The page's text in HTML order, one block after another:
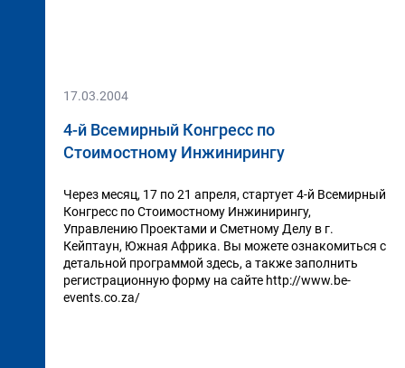
17.03.2004
4-й Всемирный Конгресс по
Стоимостному Инжинирингу
Через месяц, 17 по 21 апреля, стартует 4-й Всемирный
Конгресс по Стоимостному Инжинирингу,
Управлению Проектами и Сметному Делу в г.
Кейптаун, Южная Африка. Вы можете ознакомиться с
детальной программой здесь, а также заполнить
регистрационную форму на сайте http://www.be-
events.co.za/